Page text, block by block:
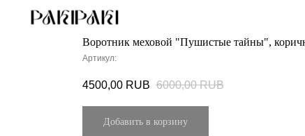
Воротник меховой "Пушистые тайны",
Артикул:
4500,00 RUB 6000,00 RUB
Добавить в корзину